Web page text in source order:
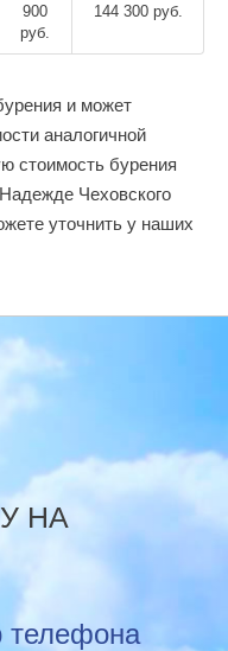
900
руб.
144 300 руб.
и может
аналогичной
стоимость бурения
Чеховского
уточнить у наших
НА
телефона